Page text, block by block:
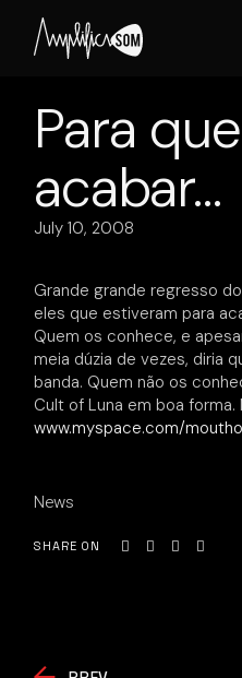
content
Para
acabar…
July 10, 2008
Grande grande regresso
eles que estiveram para
Quem os conhece, e
meia dúzia de vezes, diria
banda. Quem não os
Cult of Luna em boa forma.
www.myspace.com/
News
SHARE ON